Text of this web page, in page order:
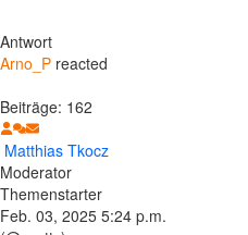
Antwort
Arno_P reacted
Beiträge: 162
Matthias Tkocz
Moderator
Themenstarter
Feb. 03, 2025 5:24 p.m.